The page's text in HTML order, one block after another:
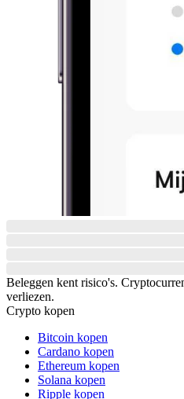
Beleggen kent risico's.
verliezen.
Crypto kopen
Bitcoin kopen
Cardano kopen
Ethereum kopen
Solana kopen
Ripple kopen